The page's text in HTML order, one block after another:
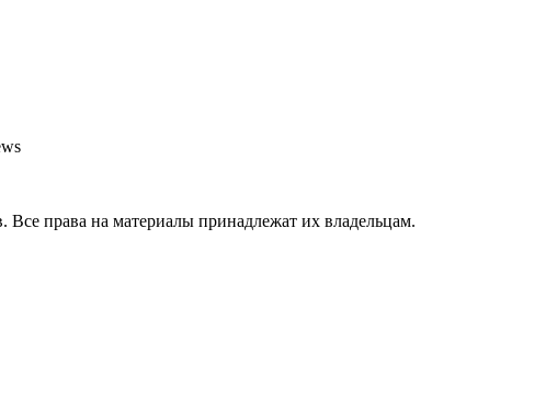
Все права на материалы принадлежат их владельцам.